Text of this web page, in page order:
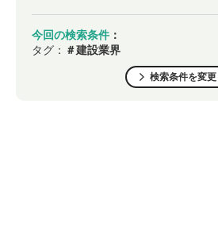
今回の検索条件 ：
タグ： ＃建設業界
検索条件を変更